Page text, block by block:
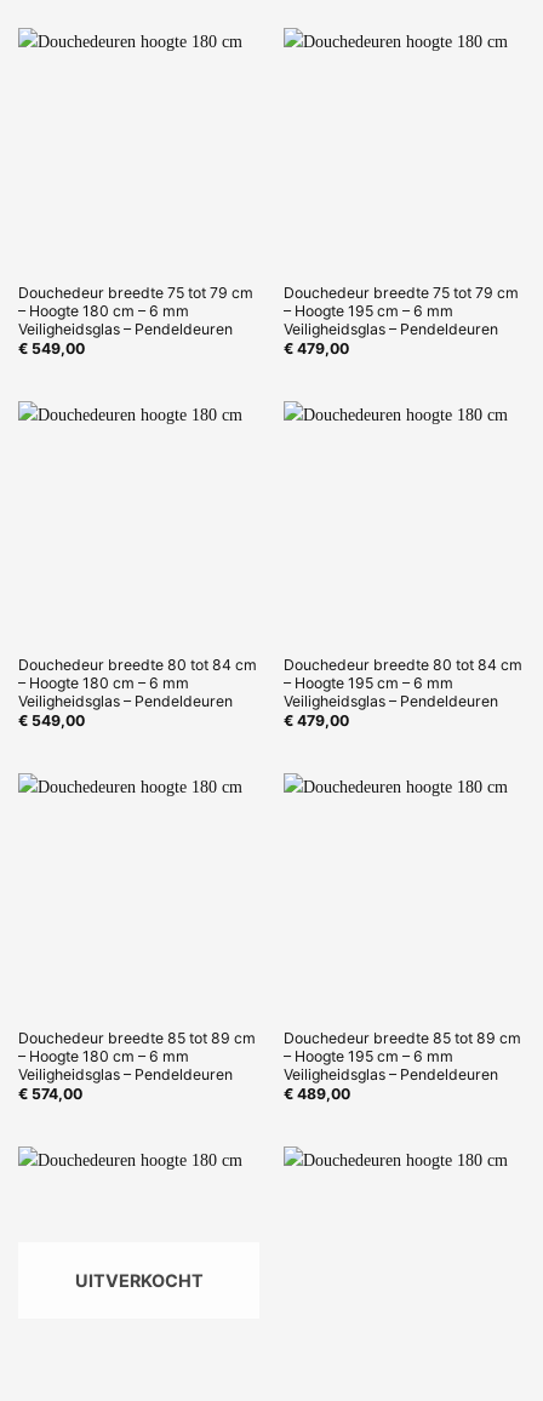
Douchedeur breedte 75 tot 79 cm
– Hoogte 180 cm – 6 mm
Veiligheidsglas – Pendeldeuren
€549,00
Douchedeur breedte 75 tot 79 cm
– Hoogte 195 cm – 6 mm
Veiligheidsglas – Pendeldeuren
€479,00
Douchedeur breedte 80 tot 84 cm
– Hoogte 180 cm – 6 mm
Veiligheidsglas – Pendeldeuren
€549,00
Douchedeur breedte 80 tot 84 cm
– Hoogte 195 cm – 6 mm
Veiligheidsglas – Pendeldeuren
€479,00
Douchedeur breedte 85 tot 89 cm
– Hoogte 180 cm – 6 mm
Veiligheidsglas – Pendeldeuren
€574,00
Douchedeur breedte 85 tot 89 cm
– Hoogte 195 cm – 6 mm
Veiligheidsglas – Pendeldeuren
€489,00
UITVERKOCHT